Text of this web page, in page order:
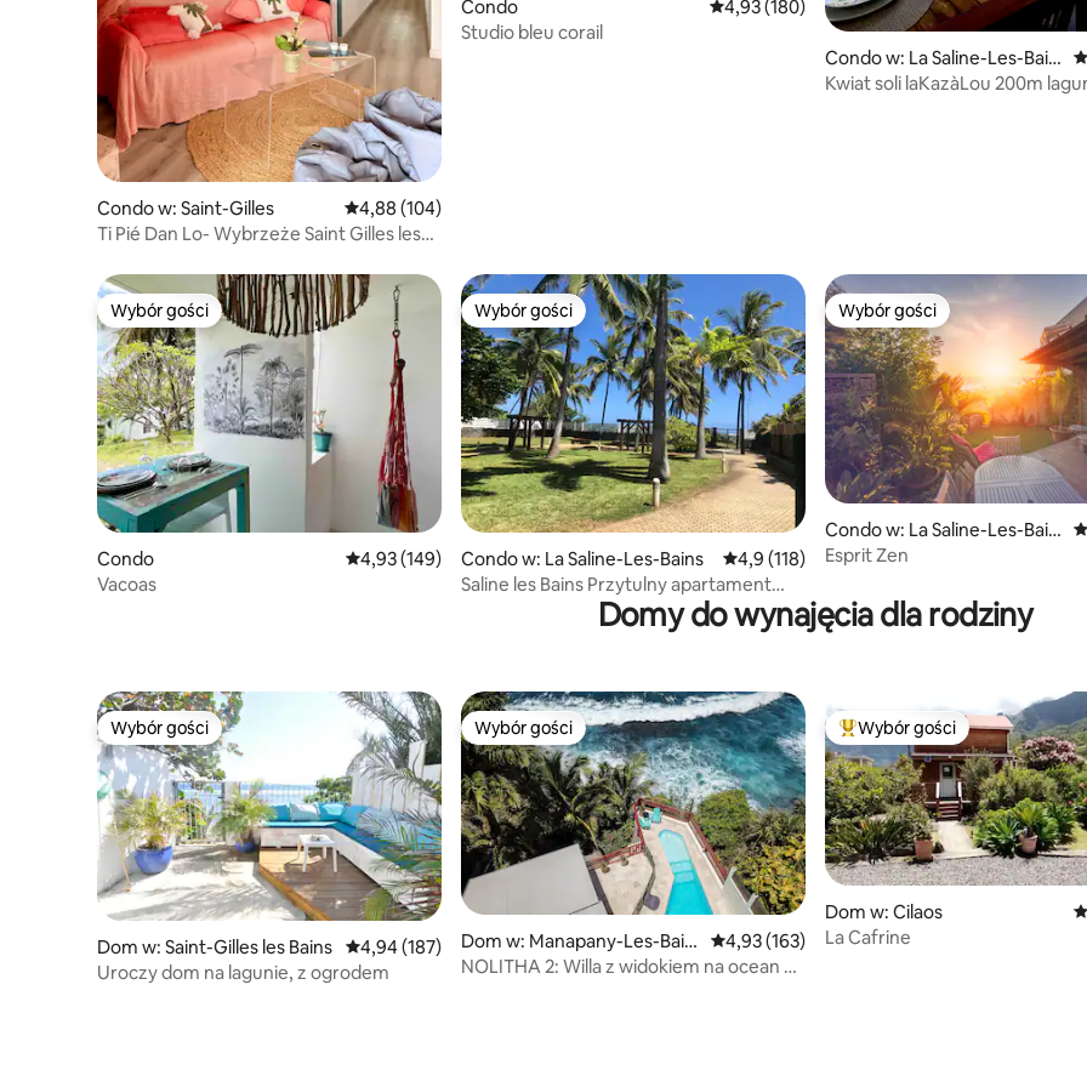
Condo w: Saint-Gilles Średnia ocena: 4,88 na 5, liczba recenzji: 104
4,88 (104)
Ti Pié Dan Lo- Wybrzeże Saint Gilles les
Condo Średnia ocena: 4,93 na 5, liczba recenzji: 180
4,93 (180)
Studio bleu corail
Condo w: La Saline-Les-Bain
s
Kwiat soli laKazàLou 200m
Wybór gości
Wybór gości
Condo Średnia ocena: 4,93 na 5, liczba recenzji: 149
4,93 (149)
Vacoas
Wybór gości
Wybór gości
Condo w: La Saline-Les-Bains Średnia ocena: 4,9 na 5, liczba recenzji: 118
4,9 (118)
Saline les Bains Przytulny apartament
Wybór gości
Wybór gości
Condo w: La Saline-Les-Bain
s
Esprit Zen
Domy do wynajęcia dla rodziny
Wybór gości
Wybór gości
Dom w: Saint-Gilles les Bains Średnia ocena: 4,94 na 5, liczba recenzji: 187
4,94 (187)
Uroczy dom na lagunie, z ogrodem
Wybór gości
Wybór gości
Dom w: Manapany-Les-Bain
s
Średnia ocena: 4,93 na 5, liczba recenzji: 163
4,93 (163)
NOLITHA 2: Willa z widokiem na ocean w
Najpopularniejsze z kategorii
Wybór gości
Dom w: Cilaos
La Cafrine